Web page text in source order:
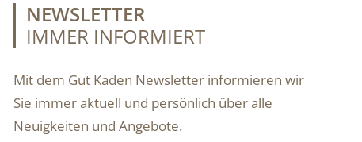
NEWSLETTER
IMMER INFORMIERT
Mit dem Gut Kaden Newsletter informieren wir
Sie immer aktuell und persönlich über alle
Neuigkeiten und Angebote.